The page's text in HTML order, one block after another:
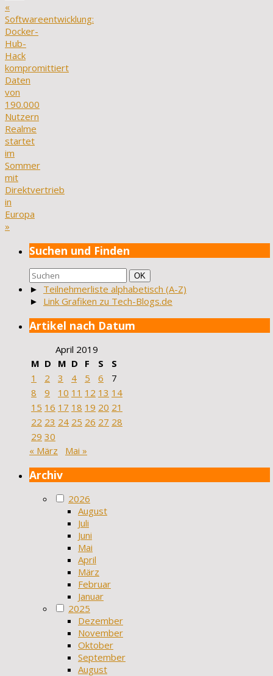
«
Softwareentwicklung:
Docker-
Hub-
Hack
kompromittiert
Daten
von
190.000
Nutzern
Realme
startet
im
Sommer
mit
Direktvertrieb
in
Europa
»
Suchen und Finden
Suchen
nach:
Suchen
OK
► Teilnehmerliste alphabetisch (A-Z)
► Link Grafiken zu Tech-Blogs.de
Artikel nach Datum
April 2019
M D M D F S
S
1
2 3 4 5 6
7
8
9 10 11 12 13 14
15 16 17 18 19 20 21
22 23 24 25 26 27 28
29 30
« März
Mai »
Archiv
2026
August
Juli
Juni
Mai
April
März
Februar
Januar
2025
Dezember
November
Oktober
September
August